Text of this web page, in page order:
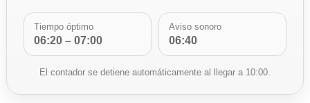
Tiempo óptimo
06:20 – 07:00
Aviso sonoro
06:40
El contador se detiene automáticamente al llegar a 10:00.